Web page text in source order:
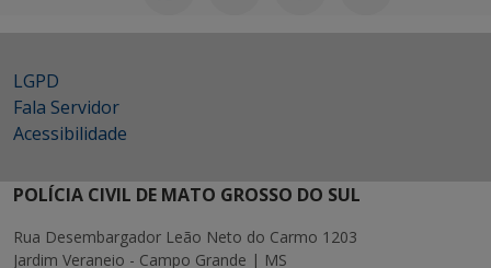
LGPD
Fala Servidor
Acessibilidade
POLÍCIA CIVIL DE MATO GROSSO DO SUL
Rua Desembargador Leão Neto do Carmo 1203
Jardim Veraneio - Campo Grande | MS